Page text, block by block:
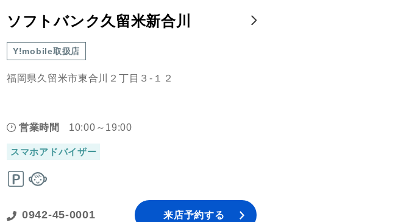
ソフトバンク久留米新合川
Y!mobile取扱店
福岡県久留米市東合川２丁目３‐１２
営業時間 10:00～19:00
スマホアドバイザー
0942-45-0001 来店予約する